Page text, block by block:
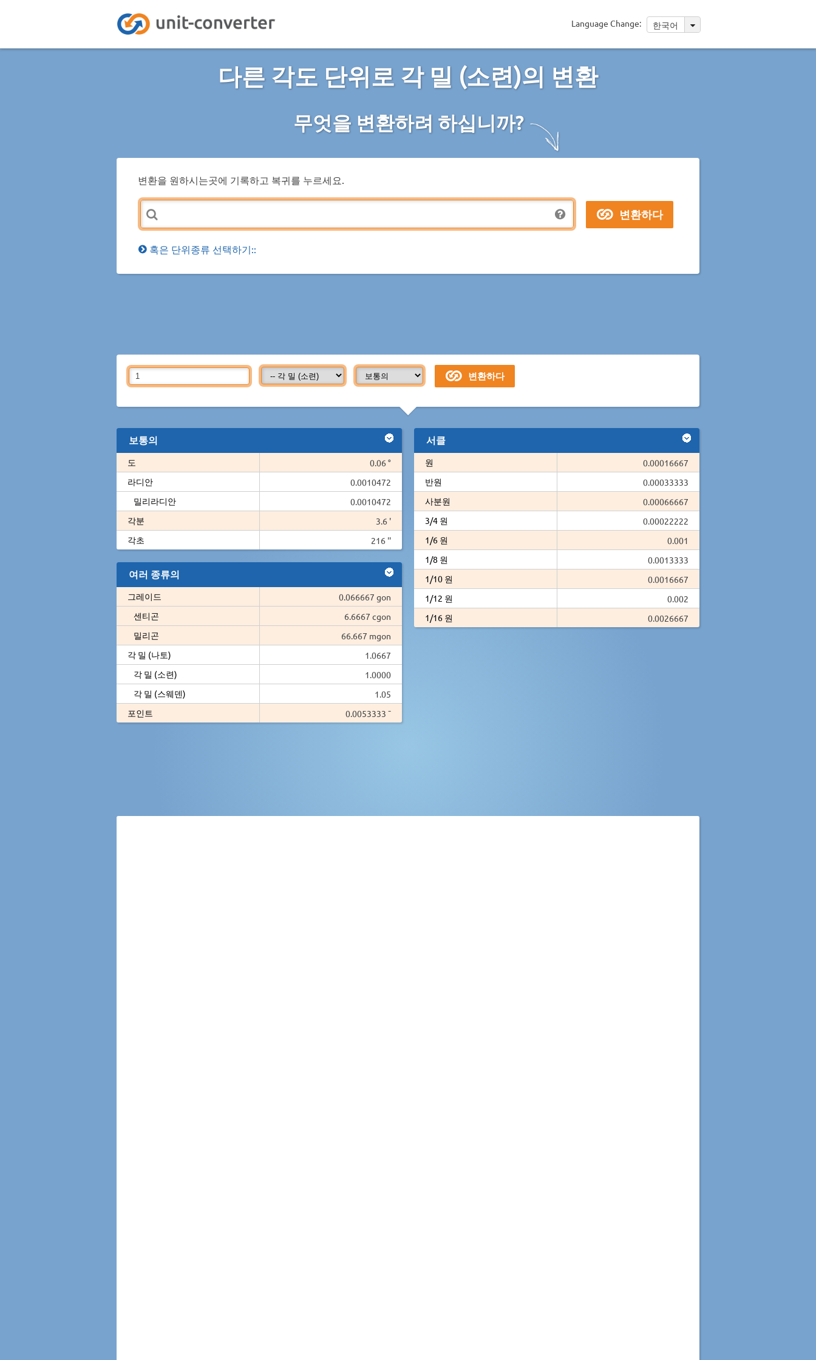
Language Change: 한국어
다른 각도 단위로 각 밀 (소련)의 변환
무엇을 변환하려 하십니까?
변환을 원하시는곳에 기록하고 복귀를 누르세요.
혹은 단위종류 선택하기::
보통의
도
0.06 °
라디안
0.0010472
밀리라디안
0.0010472
각분
3.6 '
각초
216 ''
여러 종류의
그레이드
0.066667 gon
센티곤
6.6667 cgon
밀리곤
66.667 mgon
각 밀 (나토)
1.0667
각 밀 (소련)
1.0000
각 밀 (스웨덴)
1.05
포인트
0.0053333 ¯
서클
원
0.00016667
반원
0.00033333
사분원
0.00066667
3/4 원
0.00022222
1/6 원
0.001
1/8 원
0.0013333
1/10 원
0.0016667
1/12 원
0.002
1/16 원
0.0026667